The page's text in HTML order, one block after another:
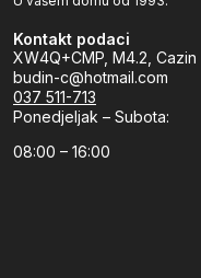
Kontakt podaci
XW4Q+CMP, M4.2, Cazin
budin-c@hotmail.com
037 511-713
Ponedjeljak – Subota:
08:00 – 16:00